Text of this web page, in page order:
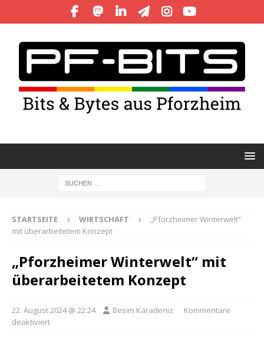
STARTSEITE WIRTSCHAFT
„Pforzheimer Winterwelt“
mit überarbeitetem Konzept
„Pforzheimer Winterwelt“ mit
überarbeitetem Konzept
22. August 2024 @ 22:24 Besim Karadeniz
Kommentare
deaktiviert